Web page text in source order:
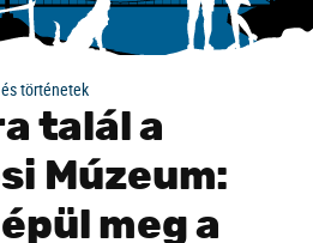
történetek
talál a
Múzeum:
meg a